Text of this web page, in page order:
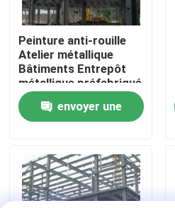
Nous contacter
Nouvelles
Les affaires
Demandez un devis
Entrepôt de structures en
Peinture anti-rouille
Atelier métallique
Bâtiments Entrepôt
métallique préfabriqué
ODM
envoyer une